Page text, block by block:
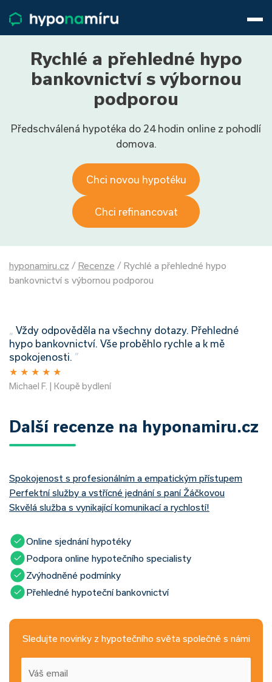
Životní pojištění
Pojištění nemovitosti
Články
9−16 hod.
Přihlásit
Rychlé a přehledné hypo
bankovnictví s výbornou
podporou
Předschválená hypotéka do 24 hodin online z pohodlí
domova.
Chci novou hypotéku
Chci refinancovat
hyponamiru.cz / Recenze / Rychlé a přehledné hypo
bankovnictví s výbornou podporou
„ Vždy odpověděla na všechny dotazy. Přehledné
hypo bankovnictví. Vše proběhlo rychle a k mě
spokojenosti. ”
★ ★ ★ ★ ★
Michael F. | Koupě bydlení
Další recenze na hyponamiru.cz
Spokojenost s profesionálním a empatickým přístupem
Perfektní služby a vstřícné jednání s paní Žáčkovou
Skvělá služba s vynikající komunikací a rychlostí!
Online sjednání hypotéky
Podpora online hypotečního specialisty
Zvýhodněné podmínky
Přehledné hypoteční bankovnictví
Sledujte novinky z hypotečního světa společně s námi